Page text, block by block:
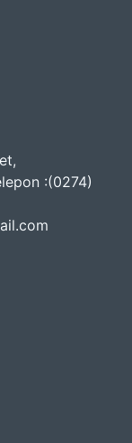
:(0274)